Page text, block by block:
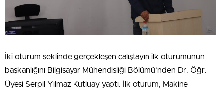
İki oturum şeklinde gerçekleşen çalıştayın ilk oturumunun
başkanlığını Bilgisayar Mühendisliği Bölümü’nden Dr. Öğr.
Üyesi Serpil Yılmaz Kutluay yaptı. İlk oturum, Makine